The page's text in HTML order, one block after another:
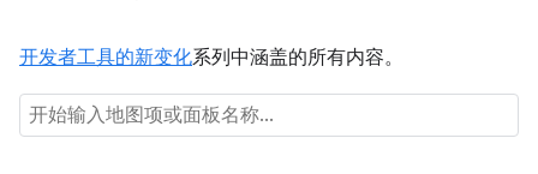
开发者工具的新变化系列中涵盖的所有内容。